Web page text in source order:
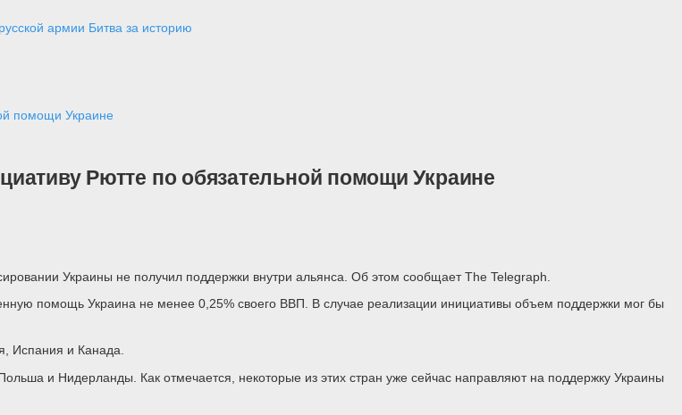
армии Битва за историю
помощи Украине
Рютте по обязательной помощи Украине
Украины не получил поддержки внутри альянса. Об этом сообщает The Telegraph.
помощь Украина не менее 0,25% своего ВВП. В случае реализации инициативы объем поддержки мог бы
Испания и Канада.
и Нидерланды. Как отмечается, некоторые из этих стран уже сейчас направляют на поддержку Украины